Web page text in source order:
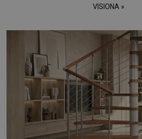
VISIONA »